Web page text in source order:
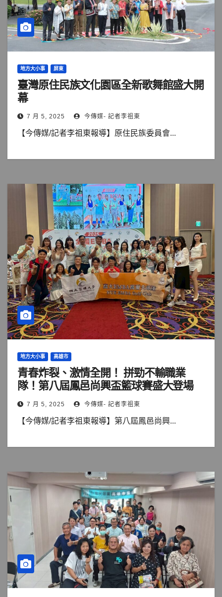
地方大小事 屏東
臺灣原住民族文化園區全新歌舞館盛大開
幕
7 月 5, 2025 今傳媒- 記者李祖東
【今傳媒/記者李祖東報導】原住民族委員會...
地方大小事 高雄市
青春炸裂、激情全開！ 拼勁不輸職業
隊！第八屆鳳邑尚興盃籃球賽盛大登場
7 月 5, 2025 今傳媒- 記者李祖東
【今傳媒/記者李祖東報導】第八屆鳳邑尚興...